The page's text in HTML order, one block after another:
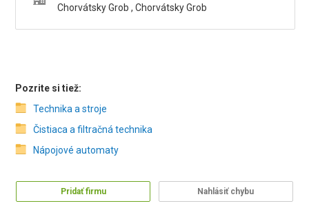
Chorvátsky Grob , Chorvátsky Grob
Pozrite si tiež:
Technika a stroje
Čistiaca a filtračná technika
Nápojové automaty
Pridať firmu Nahlásiť chybu